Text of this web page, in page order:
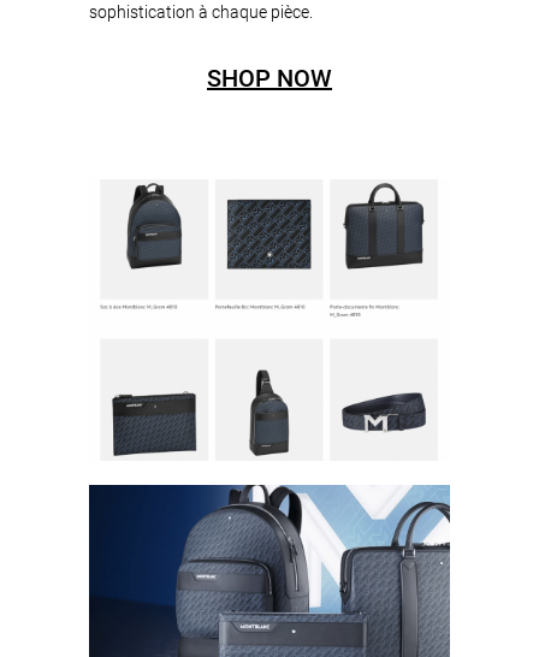
sophistication à chaque pièce.
SHOP NOW